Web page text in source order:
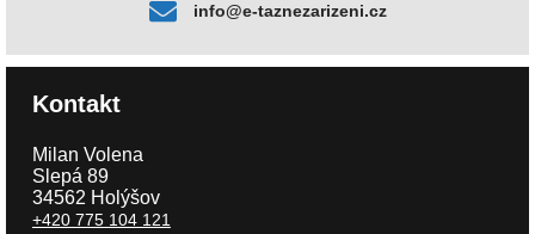
info@e-taznezarizeni.cz
Kontakt
Milan Volena
Slepá 89
34562 Holýšov
+420 775 104 121